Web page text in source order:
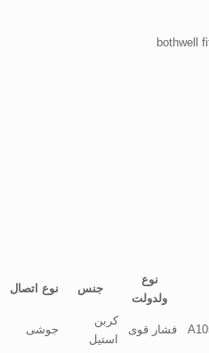
نوع
ولدولت
جنس نوع اتصال
فشار قوی
کربن
استیل
جوشی